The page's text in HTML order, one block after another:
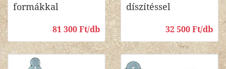
formákkal
81 300 Ft/db
díszítéssel
32 500 Ft/db